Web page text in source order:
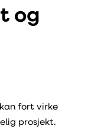
og
fort virke
prosjekt.